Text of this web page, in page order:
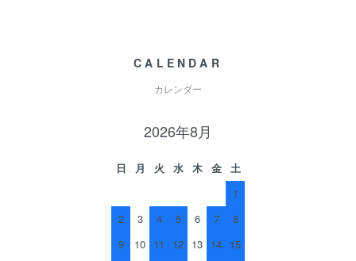
CALENDAR
カレンダー
2026年8月
日 月 火 水 木 金
土
1
2
3 4 5 6 7
8
9
10 11 12 13 14 15